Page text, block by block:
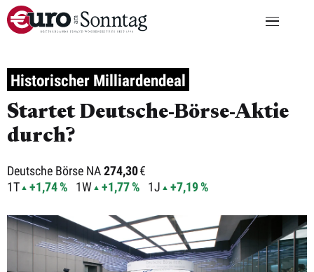
Historischer Milliardendeal
Startet Deutsche-Börse-Aktie
durch?
Deutsche Börse NA274,30€
1T
+1,74 % 1W +1,77 % 1J +7,19 %